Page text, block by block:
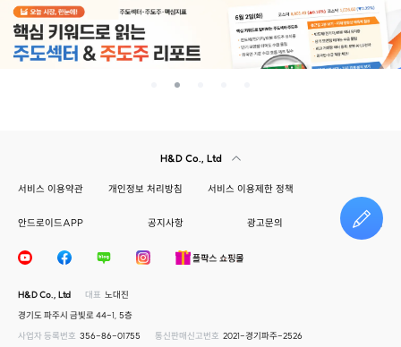
H&D Co., Ltd
서비스 이용약관 개인정보 처리방침 서비스 이용제한 정책
안드로이드APP 공지사항 광고문의 건의하기
H&D Co., Ltd 대표 노대진
경기도 파주시 금빛로 44-1, 5층
사업자 등록번호 356-86-01755 통신판매신고번호 2021-경기파주-2526